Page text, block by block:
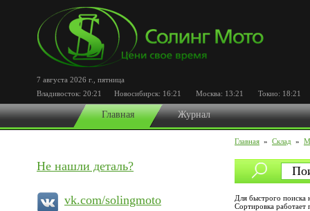
7 августа 2026 г.
пятница
Владивосток: 20:21 Новосибирск: 16:21 Москва: 13:21 Токио: 18:21
Главная Журнал
Главная » Склад »
Не нашли деталь?
vk.com/solingmoto
Для быстрого поиска
Сортировка работает